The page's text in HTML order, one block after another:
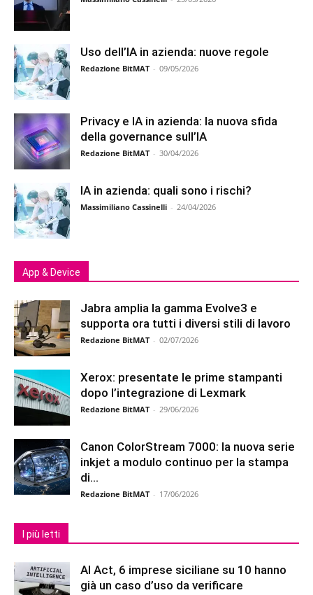
Uso dell’IA in azienda: nuove regole
Redazione BitMAT - 09/05/2026
Privacy e IA in azienda: la nuova sfida
della governance sull’IA
Redazione BitMAT - 30/04/2026
IA in azienda: quali sono i rischi?
Massimiliano Cassinelli - 24/04/2026
App & Device
Jabra amplia la gamma Evolve3 e
supporta ora tutti i diversi stili di lavoro
Redazione BitMAT - 02/07/2026
Xerox: presentate le prime stampanti
dopo l’integrazione di Lexmark
Redazione BitMAT - 29/06/2026
Canon ColorStream 7000: la nuova serie
inkjet a modulo continuo per la stampa
di...
Redazione BitMAT - 17/06/2026
I più letti
AI Act, 6 imprese siciliane su 10 hanno
già un caso d’uso da verificare